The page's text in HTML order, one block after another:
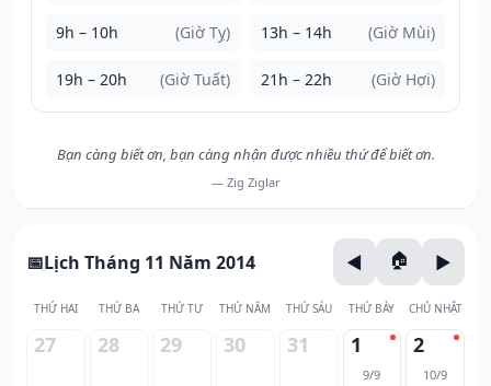
9h – 10h (Giờ Tỵ) 13h – 14h (Giờ Mùi)
19h – 20h (Giờ Tuất) 21h – 22h (Giờ Hợi)
Bạn càng biết ơn, bạn càng nhận được nhiều thứ để biết ơn.
— Zig Ziglar
Lịch Tháng 11 Năm 2014
THỨ HAI THỨ BA THỨ TƯ THỨ NĂM THỨ SÁU THỨ BẢY CHỦ NHẬT
27 28 29 30 31 1
9/9
2
10/9